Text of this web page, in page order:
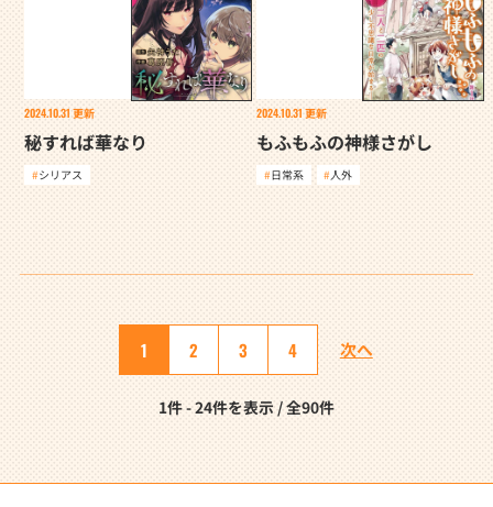
2024.10.31 更新
秘すれば華なり
シリアス
2024.10.31 更新
もふもふの神様さがし
日常系 人外
1 2 3 4 次へ
1件 - 24件を表示 / 全90件